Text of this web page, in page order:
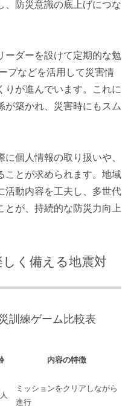
、防災意識の底上げにつな
ーダーを設けて定期的な勉
プなどを活用して災害情
りが進んでいます。これに
が築かれ、災害時にもスム
個人情報の取り扱いや、
ことが求められます。地域
活動内容を工夫し、多世代
とが、持続的な防災力向上
く備える地震対
訓練ゲーム比較表
内容の特徴
ミッションをクリアしながら
進行